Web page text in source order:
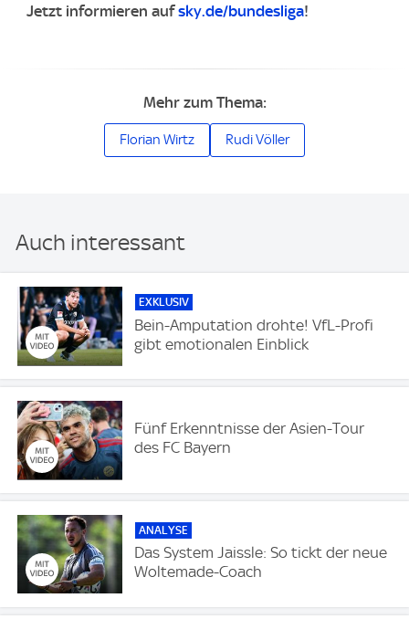
Jetzt informieren aufsky.de/bundesliga!
Mehr zum Thema:
Florian Wirtz Rudi Völler
Auch interessant
EXKLUSIV
Bein-Amputation drohte! VfL-Profi
gibt emotionalen Einblick
Fünf Erkenntnisse der Asien-Tour
des FC Bayern
ANALYSE
Das System Jaissle: So tickt der neue
Woltemade-Coach